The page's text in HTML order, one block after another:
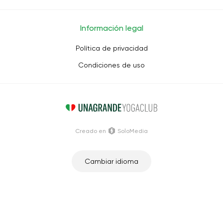
Información legal
Política de privacidad
Condiciones de uso
Cambiar idioma
Creado en SoloMedia